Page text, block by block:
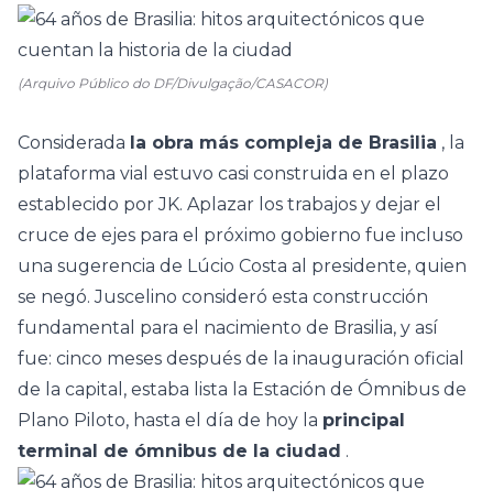
(Arquivo Público do DF/Divulgação/CASACOR)
Considerada la obra más compleja de Brasilia , la
plataforma vial estuvo casi construida en el plazo
establecido por JK. Aplazar los trabajos y dejar el
cruce de ejes para el próximo gobierno fue incluso
una sugerencia de Lúcio Costa al presidente, quien
se negó. Juscelino consideró esta construcción
fundamental para el nacimiento de Brasilia, y así
fue: cinco meses después de la inauguración oficial
de la capital, estaba lista la Estación de Ómnibus de
Plano Piloto, hasta el día de hoy la principal
terminal de ómnibus de la ciudad .